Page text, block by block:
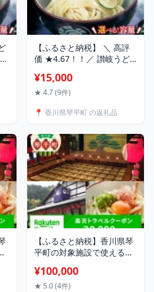
【ふるさと納税】 ＼ 高評
価 ★4.67！！／ 讃岐うど
さぬきうどん 生 うどん 麺
生麺 食べ比べ 釜玉うどん
どんつゆ つゆ かけつゆ め
品 名産品 四国 F5J-441var
¥15,000
★ 4.7 (9件)
📍 香川県琴平町 の返礼品
【ふるさと納税】香川県琴
平町の対象施設で使える楽
100,000円 旅行券 旅行クー
ポン 楽天 楽天トラベル ク
¥100,000
★ 5.0 (4件)